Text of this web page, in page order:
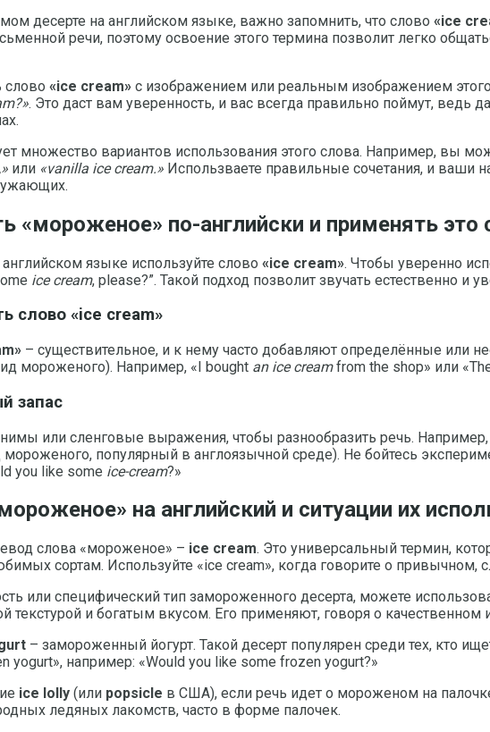
десерте на английском языке, важно запомнить, что слово «ice
речи, поэтому освоение этого термина позволит легко
слово «ice cream» с изображением или реальным изображением
. Это даст вам уверенность, и вас всегда правильно поймут,
множество вариантов использования этого слова. Например, вы
или «vanilla ice cream.» Использваете правильные сочетания, и ваши
«мороженое» по-английски и применять это
языке используйте слово «ice cream». Чтобы уверенно
ice cream, please?”. Такой подход позволит звучать естественно и
слово «ice cream»
– существительное, и к нему часто добавляют определённые или
мороженого). Например, «I bought an ice creamfrom the shop» или
запас
или сленговые выражения, чтобы разнообразить речь. Например,
мороженого, популярный в англоязычной среде). Не бойтесь
you like some ice-cream?»
на английский и ситуации их
слова «мороженое» – ice cream. Это универсальный термин,
сортам. Используйте «ice cream», когда говорите о привычном,
или специфический тип замороженного десерта, можете
текстурой и богатым вкусом. Его применяют, говоря о
– замороженный йогурт. Такой десерт популярен среди тех, кто
yogurt», например: «Would you like some frozen yogurt?»
ice lolly (или popsicle в США), если речь идет о мороженом на
ледяных лакомств, часто в форме палочек.